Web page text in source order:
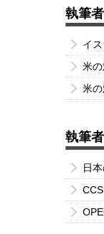
執筆
イ
米
米
執筆
日